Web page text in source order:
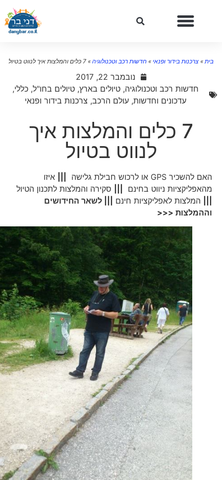
»צרכנות בידור ופנאי»חדשות רכב וטכנולוגיה»7 כלים והמלצות איך לנווט בטיול
נובמבר 22, 2017
חדשות רכב וטכנולוגיה,טיולים בארץ,טיולים בחו"ל,כללי,
עדכונים וחדשות,עולם הרכב,צרכנות בידור ופנאי
7 כלים והמלצות איך
לנווט בטיול
האם להשכיר GPS או לרכוש חבילת גלישה |||
איזו
מהאפליקציות ניווט בחינם|||
סקירה והמלצות לתכנון הטיול
המלצות לאפליקציות חינם||| לשאר החידושים
וההמלצות <<<